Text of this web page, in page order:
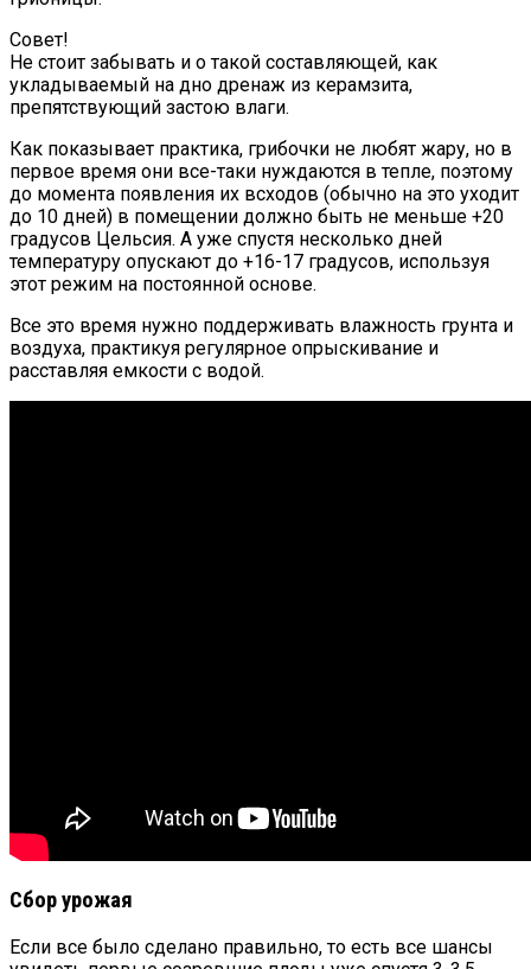
Совет!
Не стоит забывать и о такой составляющей, как
укладываемый на дно дренаж из керамзита,
препятствующий застою влаги.
Как показывает практика, грибочки не любят жару, но в
первое время они все-таки нуждаются в тепле, поэтому
до момента появления их всходов (обычно на это уходит
до 10 дней) в помещении должно быть не меньше +20
градусов Цельсия. А уже спустя несколько дней
температуру опускают до +16-17 градусов, используя
этот режим на постоянной основе.
Все это время нужно поддерживать влажность грунта и
воздуха, практикуя регулярное опрыскивание и
расставляя емкости с водой.
Сбор урожая
Если все было сделано правильно, то есть все шансы